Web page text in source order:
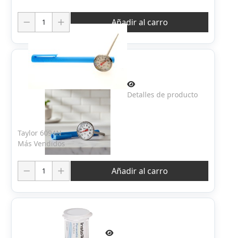
Añadir al carro
Detalles de producto
Taylor 6094N
Más Vendidos
Añadir al carro